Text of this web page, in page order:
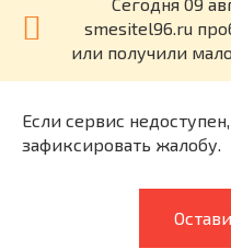
smesitel96.ru
или получили
Если сервис
зафиксировать жалобу.